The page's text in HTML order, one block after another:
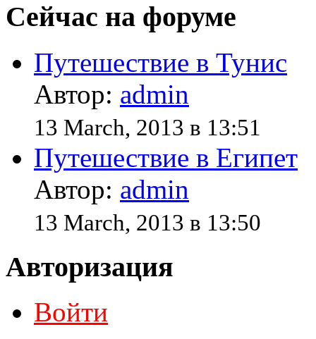
Сейчас на форуме
Путешествие в Тунис
Автор: admin
13 March, 2013 в 13:51
Путешествие в Египет
Автор: admin
13 March, 2013 в 13:50
Авторизация
Войти